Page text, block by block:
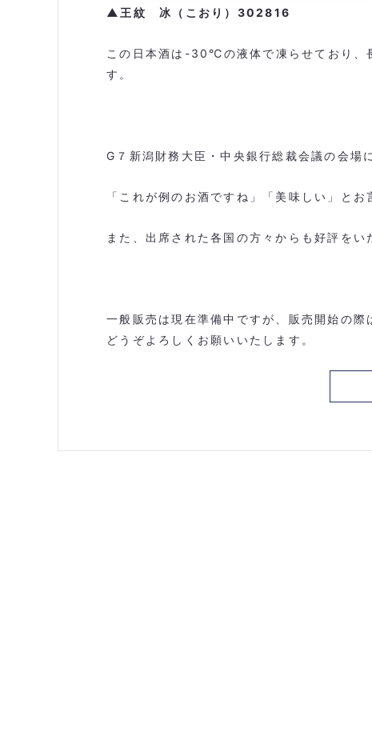
▲王紋 冰（こおり）302816
この日本酒は-30℃の液体で凍らせており、
す。
G７新潟財務大臣・中央銀行総裁会議の会
「これが例のお酒ですね」「美味しい」とお
また、出席された各国の方々からも好評をい
一般販売は現在準備中ですが、販売開始の際
どうぞよろしくお願いいたします。